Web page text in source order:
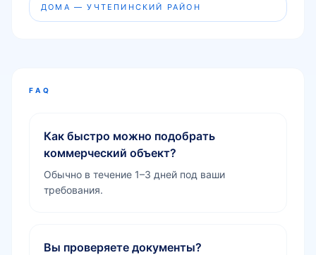
ДОМА — УЧТЕПИНСКИЙ РАЙОН
FAQ
Как быстро можно подобрать
коммерческий объект?
Обычно в течение 1–3 дней под ваши
требования.
Вы проверяете документы?